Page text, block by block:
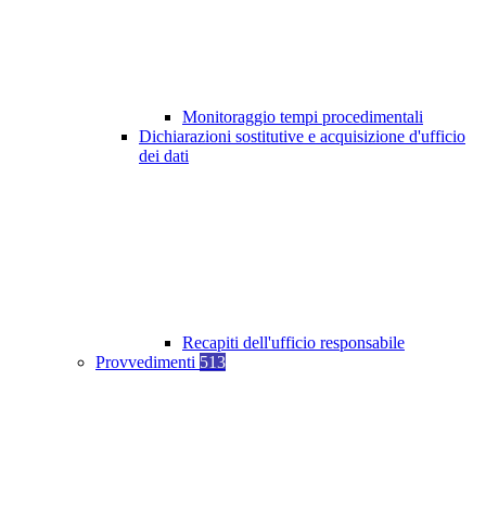
Monitoraggio tempi procedimentali
Dichiarazioni sostitutive e acquisizione d'ufficio
dei dati
Recapiti dell'ufficio responsabile
Provvedimenti 513